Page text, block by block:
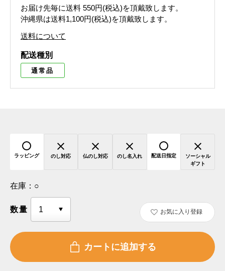
お届け先毎に送料 550円(税込)を頂戴致します。
沖縄県は送料1,100円(税込)を頂戴致します。
送料について
配送種別
通常品
ラッピング のし対応 仏のし対応 のし名入れ 配送日指定
ソーシャル
ギフト
在庫： ○
数量 お気に入り登録